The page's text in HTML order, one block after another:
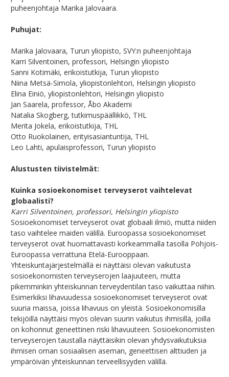
puheenjohtaja Marika Jalovaara.
Puhujat:
Marika Jalovaara, Turun yliopisto, SVY:n puheenjohtaja
Karri Silventoinen, professori, Helsingin yliopisto
Sanni Kotimäki, erikoistutkija, Turun yliopisto
Niina Metsä-Simola, yliopistonlehtori, Helsingin yliopisto
Elina Einiö, yliopistonlehtori, Helsingin yliopisto
Jan Saarela, professor, Åbo Akademi
Natalia Skogberg, tutkimuspäällikkö, THL
Merita Jokela, erikoistutkija, THL
Otto Ruokolainen, erityisasiantuntija, THL
Leo Lahti, apulaisprofessori, Turun yliopisto
Alustusten tiivistelmät:
Kuinka sosioekonomiset terveyserot vaihtelevat
globaalisti?
Karri Silventoinen, professori, Helsingin yliopisto
Sosioekonomiset terveyserot ovat globaali ilmiö, mutta niiden
taso vaihtelee maiden välillä. Euroopassa sosioekonomiset
terveyserot ovat huomattavasti korkeammalla tasolla Pohjois-
Euroopassa verrattuna Etelä-Eurooppaan.
Yhteiskuntajärjestelmällä ei näyttäisi olevan vaikutusta
sosioekonomisten terveyserojen laajuuteen, mutta
pikemminkin yhteiskunnan terveydentilan taso vaikuttaa niihin.
Esimerkiksi lihavuudessa sosioekonomiset terveyserot ovat
suuria maissa, joissa lihavuus on yleistä. Sosioekonomisilla
tekijöillä näyttäisi myös olevan suurin vaikutus ihmisillä, joilla
on kohonnut geneettinen riski lihavuuteen. Sosioekonomisten
terveyserojen taustalla näyttäisikin olevan yhdysvaikutuksia
ihmisen oman sosiaalisen aseman, geneettisen alttiuden ja
ympäröivän yhteiskunnan terveellisyyden välillä.